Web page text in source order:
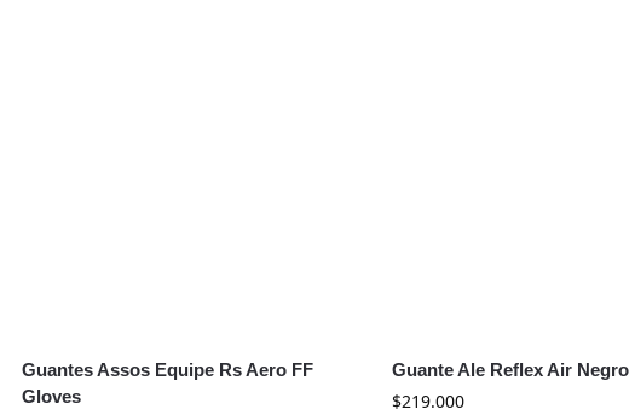
Guantes Assos Equipe Rs Aero FF
Gloves
Guante Ale Reflex Air Negro
$219.000